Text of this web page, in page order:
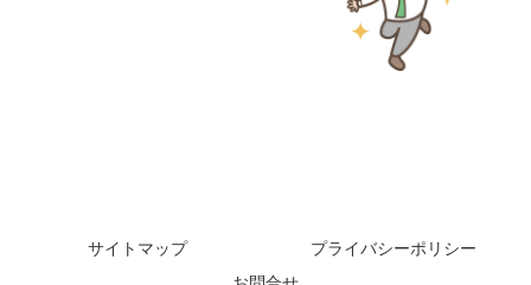
サイトマップ
プライバシーポリシー